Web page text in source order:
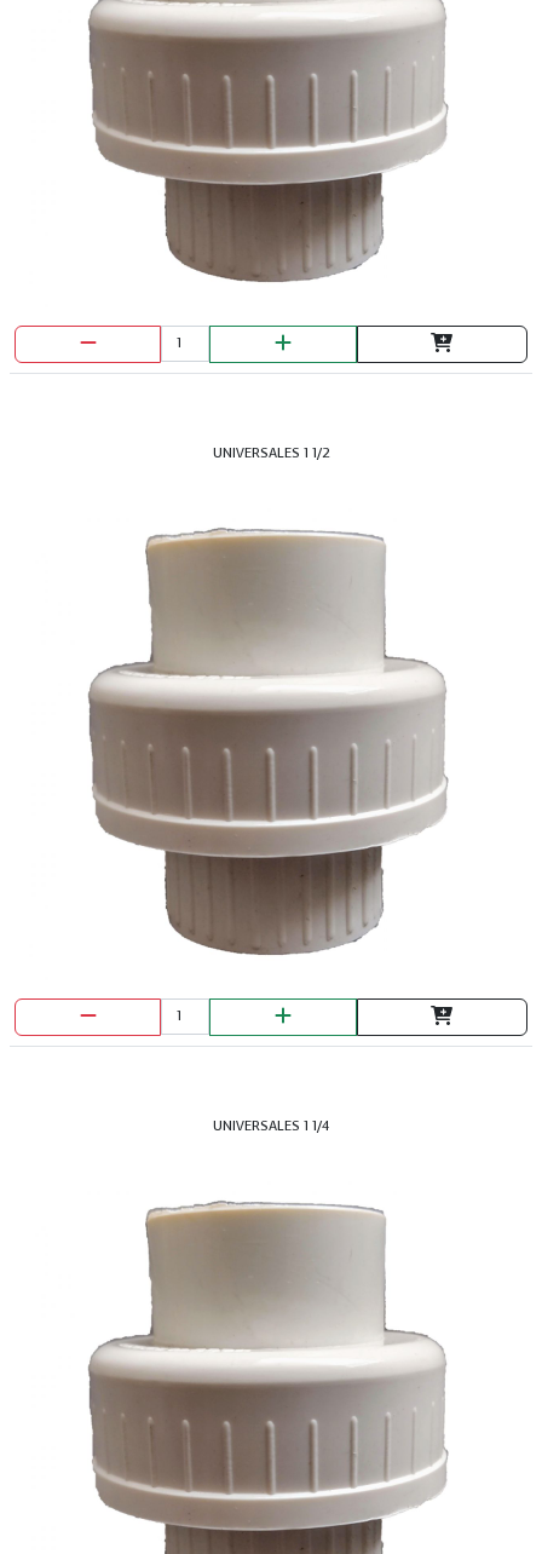
UNIVERSALES 1 1/2
UNIVERSALES 1 1/4